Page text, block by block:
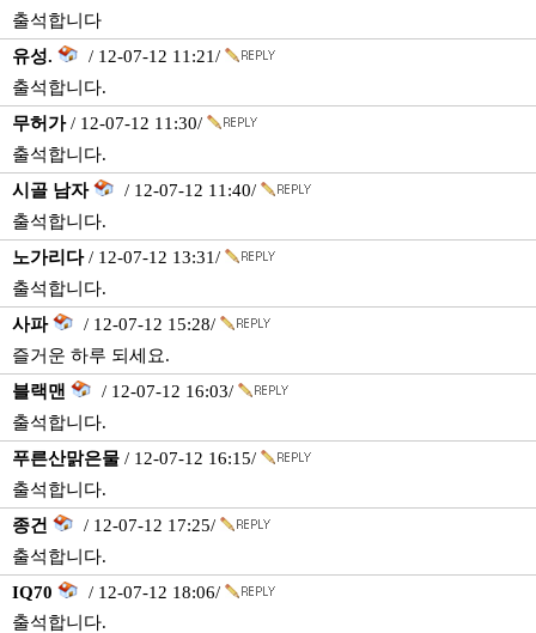
출석합니다
유성.
/ 12-07-12 11:21/
출석합니다.
무허가/ 12-07-12 11:30/
출석합니다.
시골 남자
/ 12-07-12 11:40/
출석합니다.
노가리다/ 12-07-12 13:31/
출석합니다.
사파
/ 12-07-12 15:28/
즐거운 하루 되세요.
블랙맨
/ 12-07-12 16:03/
출석합니다.
푸른산맑은물 / 12-07-12 16:15/
출석합니다.
종건
/ 12-07-12 17:25/
출석합니다.
IQ70
/ 12-07-12 18:06/
출석합니다.